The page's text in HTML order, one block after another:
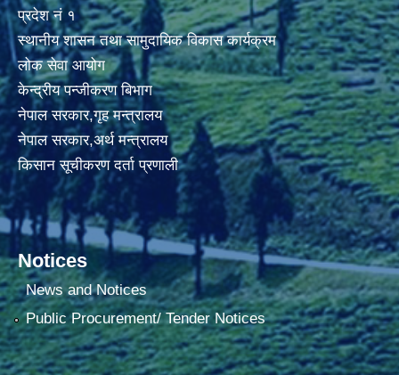
प्रदेश नं १
स्थानीय शासन तथा सामुदायिक विकास कार्यक्रम
लोक सेवा आयोग
केन्द्रीय पन्जीकरण बिभाग
नेपाल सरकार,गृह मन्त्रालय
नेपाल सरकार,अर्थ मन्त्रालय
किसान सूचीकरण दर्ता प्रणाली
Notices
News and Notices
Public Procurement/ Tender Notices